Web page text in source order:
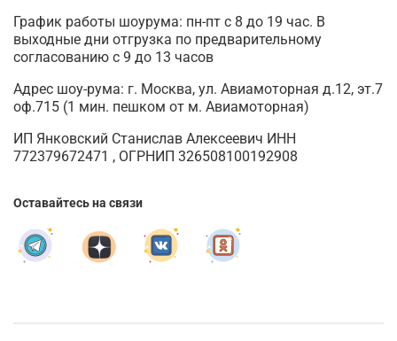
График работы шоурума: пн-пт с 8 до 19 час. В
выходные дни отгрузка по предварительному
согласованию с 9 до 13 часов
Адрес шоу-рума: г. Москва, ул. Авиамоторная д.12, эт.7
оф.715 (1 мин. пешком от м. Авиамоторная)
ИП Янковский Станислав Алексеевич ИНН
772379672471 , ОГРНИП 326508100192908
Оставайтесь на связи